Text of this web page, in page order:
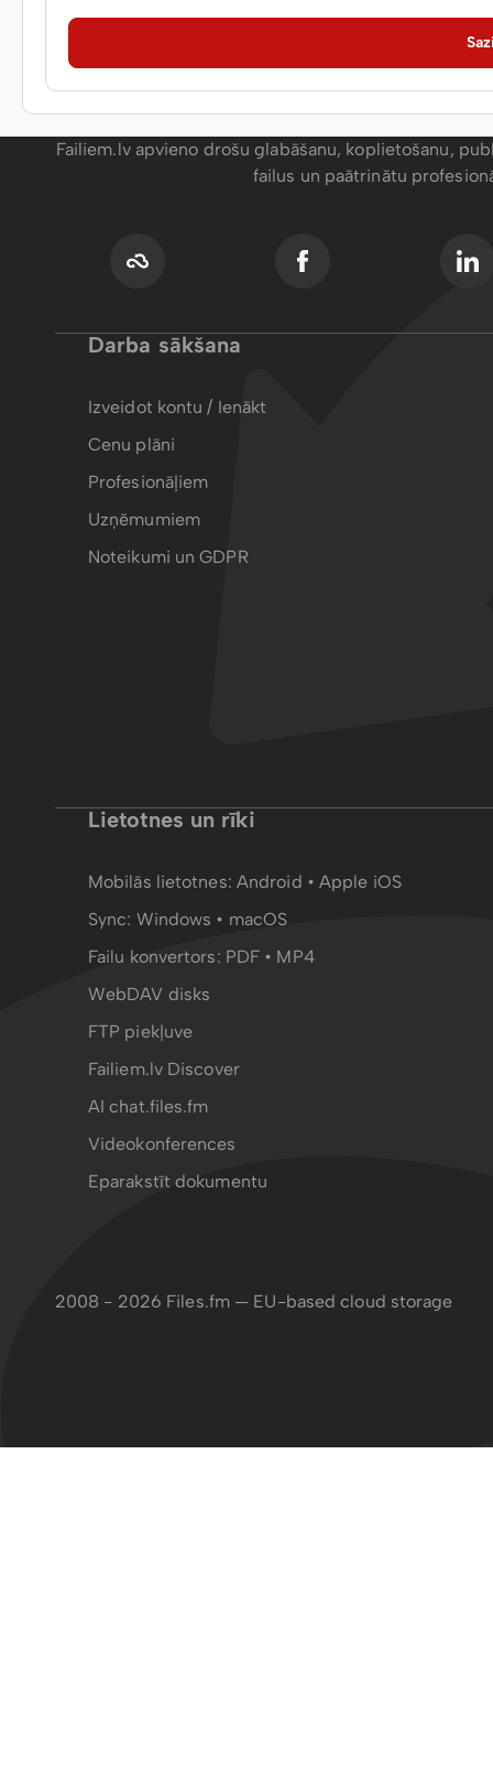
Failiem.lv apvieno drošu glabāšanu, koplietošanu,
failus un paātrinātu
Darba sākšana
Izveidot kontu / Ienākt
Cenu plāni
Profesionāļiem
Uzņēmumiem
Noteikumi un GDPR
Lietotnes un rīki
Mobilās lietotnes: Android • Apple iOS
Sync: Windows • macOS
Failu konvertors: PDF • MP4
WebDAV disks
FTP piekļuve
Failiem.lv Discover
AI chat.files.fm
Videokonferences
Eparakstīt dokumentu
2008 - 2026 Files.fm — EU-based cloud storage